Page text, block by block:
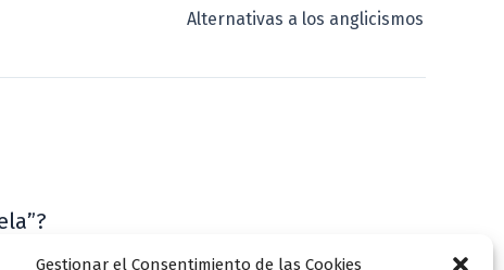
Gestionar el Consentimiento de las Cookies
Alternativas a los anglicismos
VLLensutinta